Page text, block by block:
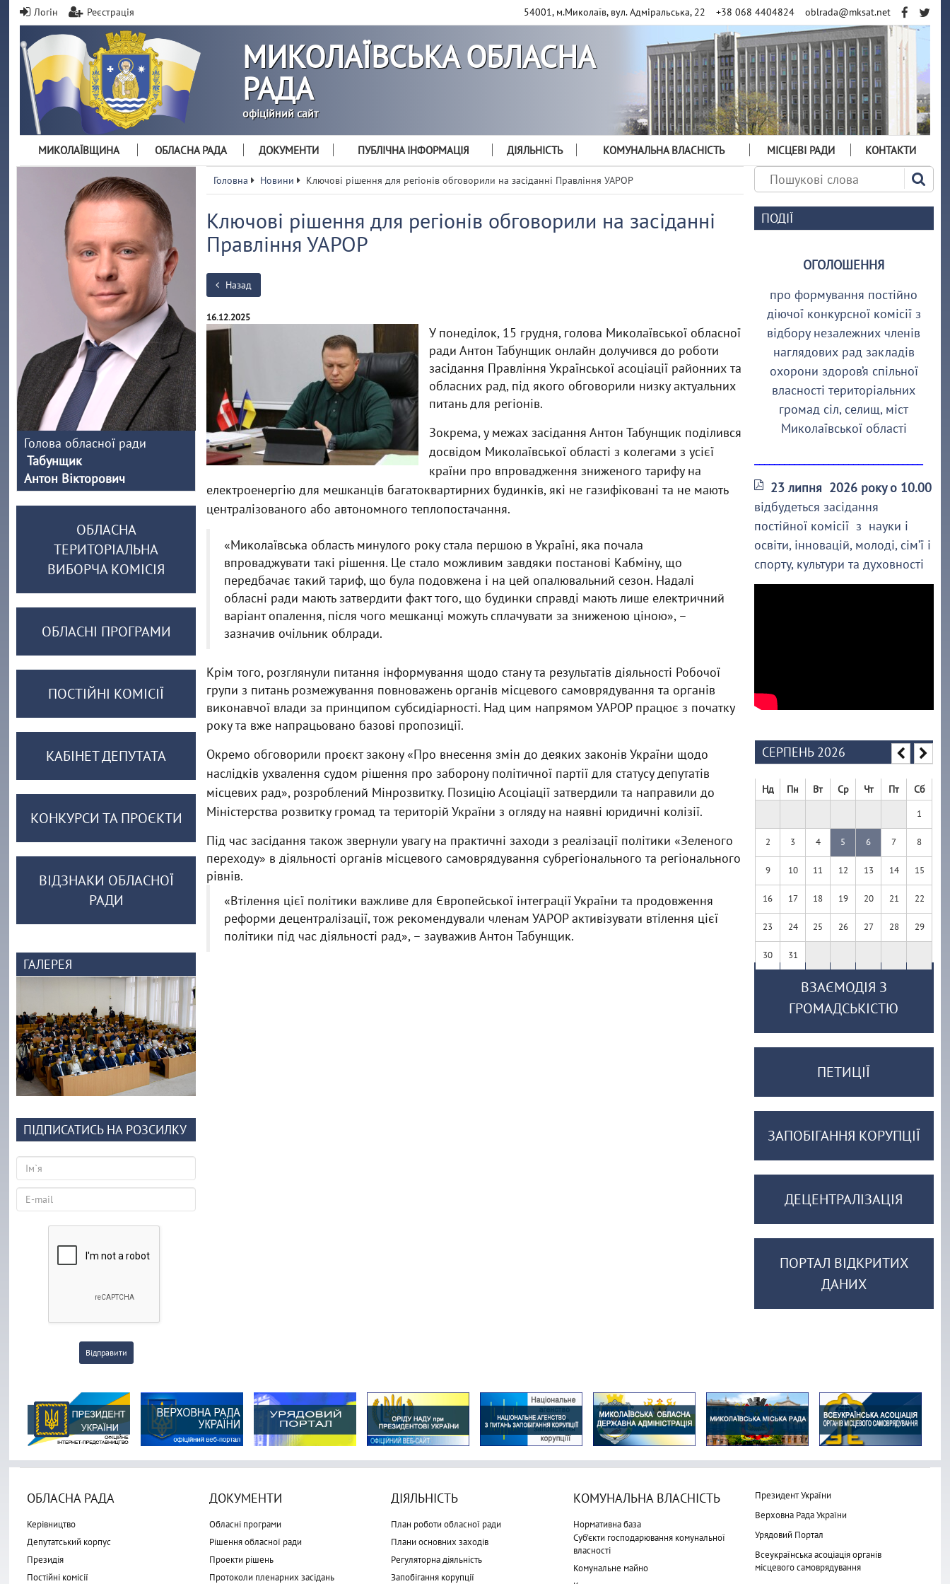
Логін Реєстрація 54001, м.Миколаїв, вул. Адміральська, 22 +38 068 4404824 oblrada@mksat.net
МИКОЛАЇВСЬКА ОБЛАСНА
РАДА
офіційний сайт
МИКОЛАЇВЩИНА ОБЛАСНА РАДА ДОКУМЕНТИ ПУБЛІЧНА ІНФОРМАЦІЯ ДІЯЛЬНІСТЬ КОМУНАЛЬНА ВЛАСНІСТЬ МІСЦЕВІ РАДИ КОНТАКТИ
Головна Новини Ключові рішення для регіонів обговорили на засіданні Правління УАРОР
Ключові рішення для регіонів обговорили на засіданні
Правління УАРОР
Назад
16.12.2025
У понеділок, 15 грудня, голова Миколаївської обласної
ради Антон Табунщик онлайн долучився до роботи
засідання Правління Української асоціації районних та
обласних рад, під якого обговорили низку актуальних
питань для регіонів.
Зокрема, у межах засідання Антон Табунщик поділився
досвідом Миколаївської області з колегами з усієї
країни про впровадження зниженого тарифу на
електроенергію для мешканців багатоквартирних будинків, які не газифіковані та не мають
централізованого або автономного теплопостачання.
«Миколаївська область минулого року стала першою в Україні, яка почала
впроваджувати такі рішення. Це стало можливим завдяки постанові Кабміну, що
передбачає такий тариф, що була подовжена і на цей опалювальний сезон. Надалі
обласні ради мають затвердити факт того, що будинки справді мають лише електричний
варіант опалення, після чого мешканці можуть сплачувати за зниженою ціною», –
зазначив очільник облради.
Крім того, розглянули питання інформування щодо стану та результатів діяльності Робочої
групи з питань розмежування повноважень органів місцевого самоврядування та органів
виконавчої влади за принципом субсидіарності. Над цим напрямом УАРОР працює з початку
року та вже напрацьовано базові пропозиції.
Окремо обговорили проєкт закону «Про внесення змін до деяких законів України щодо
наслідків ухвалення судом рішення про заборону політичної партії для статусу депутатів
місцевих рад», розроблений Мінрозвитку. Позицію Асоціації затвердили та направили до
Міністерства розвитку громад та територій України з огляду на наявні юридичні колізії.
Під час засідання також звернули увагу на практичні заходи з реалізації політики «Зеленого
переходу» в діяльності органів місцевого самоврядування субрегіонального та регіонального
рівнів.
«Втілення цієї політики важливе для Європейської інтеграції України та продовження
реформи децентралізації, тож рекомендували членам УАРОР активізувати втілення цієї
політики під час діяльності рад», – зауважив Антон Табунщик.
ПОДІЇ
ОГОЛОШЕННЯ
про формування постійно
діючої конкурсної комісії з
відбору незалежних членів
наглядових рад закладів
охорони здоров’я спільної
власності територіальних
громад сіл, селищ, міст
Миколаївської області
23 липня 2026 року о 10.00
відбудеться засідання
постійної комісії з науки і
освіти, інновацій, молоді, сім’ї і
спорту, культури та духовності
СЕРПЕНЬ 2026
Нд Пн Вт Ср Чт Пт Сб
1
2 3 4 5 6 7 8
9 10 11 12 13 14 15
16 17 18 19 20 21 22
23 24 25 26 27 28 29
30 31
ВЗАЄМОДІЯ З
ГРОМАДСЬКІСТЮ
ПЕТИЦІЇ
ЗАПОБІГАННЯ КОРУПЦІЇ
ДЕЦЕНТРАЛІЗАЦІЯ
ПОРТАЛ ВІДКРИТИХ
ДАНИХ
Голова обласної ради
Табунщик
Антон Вікторович
ОБЛАСНА
ТЕРИТОРІАЛЬНА
ВИБОРЧА КОМІСІЯ
ОБЛАСНІ ПРОГРАМИ
ПОСТІЙНІ КОМІСІЇ
КАБІНЕТ ДЕПУТАТА
КОНКУРСИ ТА ПРОЄКТИ
ВІДЗНАКИ ОБЛАСНОЇ
РАДИ
ГАЛЕРЕЯ
ПІДПИСАТИСЬ НА РОЗСИЛКУ
Відправити
ОБЛАСНА РАДА
Керівництво
Депутатський корпус
Президія
Постійні комісії
ДОКУМЕНТИ
Обласні програми
Рішення обласної ради
Проекти рішень
Протоколи пленарних засідань
ДІЯЛЬНІСТЬ
План роботи обласної ради
Плани основних заходів
Регуляторна діяльність
Запобігання корупції
КОМУНАЛЬНА ВЛАСНІСТЬ
Нормативна база
Суб'єкти господарювання комунальної
власності
Комунальне майно
Президент України
Верховна Рада України
Урядовий Портал
Всеукраїнська асоціація органів
місцевого самоврядування